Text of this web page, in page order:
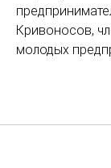
Кривоносов,
молодых